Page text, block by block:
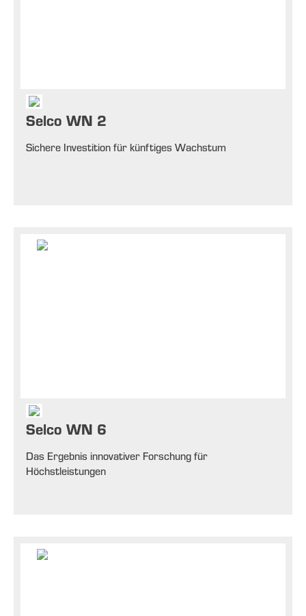
Selco WN 2
Sichere Investition für künftiges Wachstum
Selco WN 6
Das Ergebnis innovativer Forschung für
Höchstleistungen